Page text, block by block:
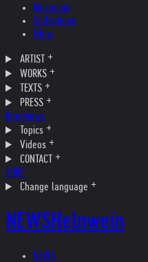
Museums
Collections
Films
ARTIST
WORKS
TEXTS
PRESS
Interviews
Topics
Videos
CONTACT
SHOP
Change language
NEWSHelnwein
NEWS